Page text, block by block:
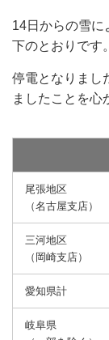
14日からの雪に
下のとおりです。
停電となりまし
ましたことを心
尾張地区
（名古屋支店）
三河地区
（岡崎支店）
愛知県計
岐阜県